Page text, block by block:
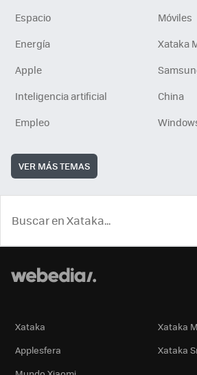
Espacio
Móviles
Energía
Xataka
Apple
Inteligencia artificial
China
Empleo
VER MÁS TEMAS
Xataka
Xataka
Applesfera
Xataka